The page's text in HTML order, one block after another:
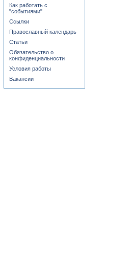
Как работать с
"событиями"
Ссылки
Православный календарь
Статьи
Обязательство о
конфиденциальности
Условия работы
Вакансии